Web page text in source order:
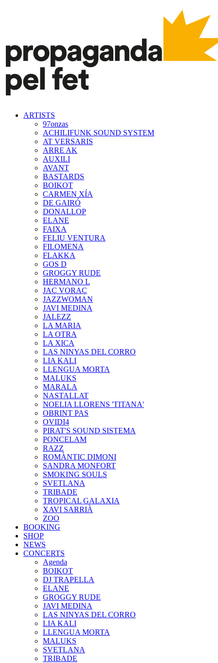
ARTISTS
97onzas
ACHILIFUNK SOUND SYSTEM
AT VERSARIS
ARRE AK
AUXILI
AVANT
BASTARDS
BOIKOT
CARMEN XÍA
DE GAIRÓ
DONALLOP
ELANE
FAIXA
FELIU VENTURA
FILOMENA
FLAKKA
GOS D
GROGGY RUDE
HERMANO L
JAÇ VORAÇ
JAZZWOMAN
JAVI MEDINA
JALEZZ
LA MARIA
LA OTRA
LA XICA
LAS NINYAS DEL CORRO
LIA KALI
LLENGUA MORTA
MALUKS
MARALA
NASTALLAT
NOELIA LLORENS 'TITANA'
OBRINT PAS
OVIDI4
PIRAT'S SOUND SISTEMA
PONCELAM
RAZZ
ROMÀNTIC DIMONI
SANDRA MONFORT
SMOKING SOULS
SVETLANA
TRIBADE
TROPICAL GALAXIA
XAVI SARRIÀ
ZOO
BOOKING
SHOP
NEWS
CONCERTS
Agenda
BOIKOT
DJ TRAPELLA
ELANE
GROGGY RUDE
JAVI MEDINA
LAS NINYAS DEL CORRO
LIA KALI
LLENGUA MORTA
MALUKS
SVETLANA
TRIBADE